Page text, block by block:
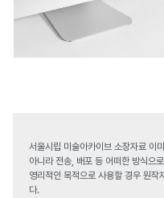
서울시립 미술아카이브 소장자료 이
아니라 전송, 배포 등 어떠한 방식으
영리적인 목적으로 사용할 경우 원작
다.